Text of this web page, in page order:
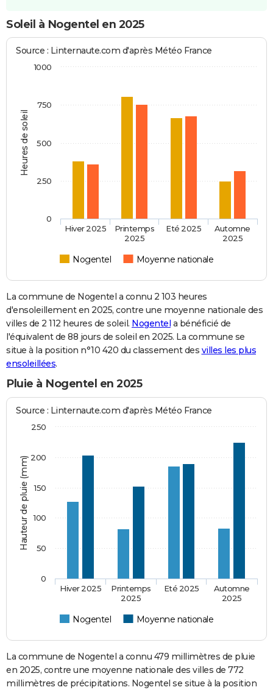
Soleil à Nogentel en 2025
Heures de soleil
Source : Linternaute.com d'après Météo France
Nogentel Moyenne nationale
Hiver 2025
Printemps
2025
Eté 2025
Automne
2025
0
250
500
750
1000
La commune de Nogentel a connu 2 103 heures
d'ensoleillement en 2025, contre une moyenne nationale des
villes de 2 112 heures de soleil. Nogentel a bénéficié de
l'équivalent de 88 jours de soleil en 2025. La commune se
situe à la position n°10 420 du classement des villes les plus
ensoleillées.
Pluie à Nogentel en 2025
Hauteur de pluie (mm)
Source : Linternaute.com d'après Météo France
Nogentel Moyenne nationale
Hiver 2025
Printemps
2025
Eté 2025
Automne
2025
0
50
100
150
200
250
La commune de Nogentel a connu 479 millimètres de pluie
en 2025, contre une moyenne nationale des villes de 772
millimètres de précipitations. Nogentel se situe à la position